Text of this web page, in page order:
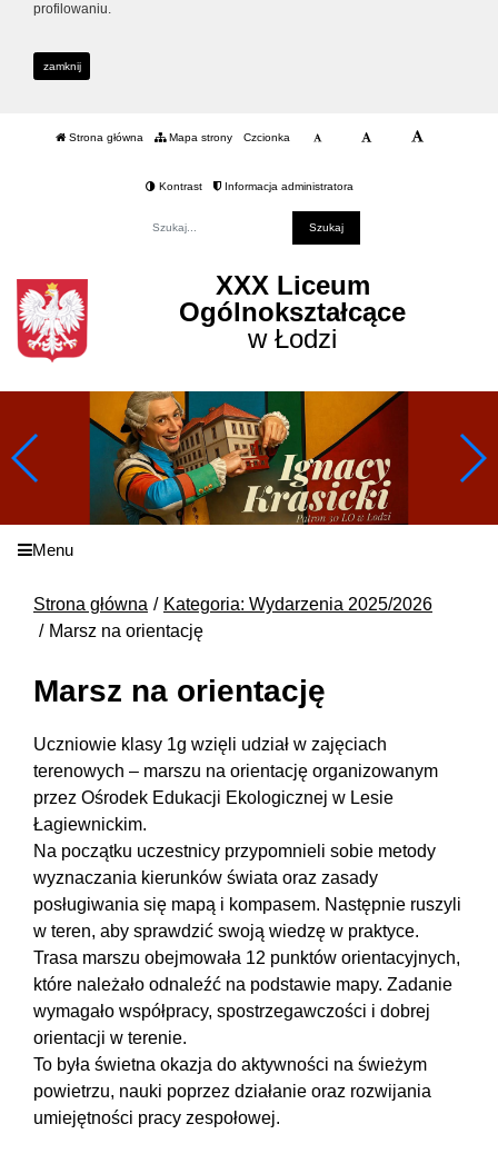
profilowaniu.
zamknij
Strona główna Mapa strony Czcionka
Kontrast Informacja administratora
XXX Liceum
Ogólnokształcące
w Łodzi
Menu
Strona główna
Kategoria: Wydarzenia 2025/2026
Marsz na orientację
Marsz na orientację
Uczniowie klasy 1g wzięli udział w zajęciach
terenowych – marszu na orientację organizowanym
przez Ośrodek Edukacji Ekologicznej w Lesie
Łagiewnickim.
Na początku uczestnicy przypomnieli sobie metody
wyznaczania kierunków świata oraz zasady
posługiwania się mapą i kompasem. Następnie ruszyli
w teren, aby sprawdzić swoją wiedzę w praktyce.
Trasa marszu obejmowała 12 punktów orientacyjnych,
które należało odnaleźć na podstawie mapy. Zadanie
wymagało współpracy, spostrzegawczości i dobrej
orientacji w terenie.
To była świetna okazja do aktywności na świeżym
powietrzu, nauki poprzez działanie oraz rozwijania
umiejętności pracy zespołowej.